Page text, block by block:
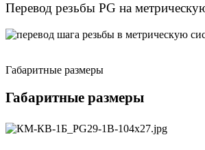
Перевод резьбы PG на
Габаритные размеры
Габаритные размеры